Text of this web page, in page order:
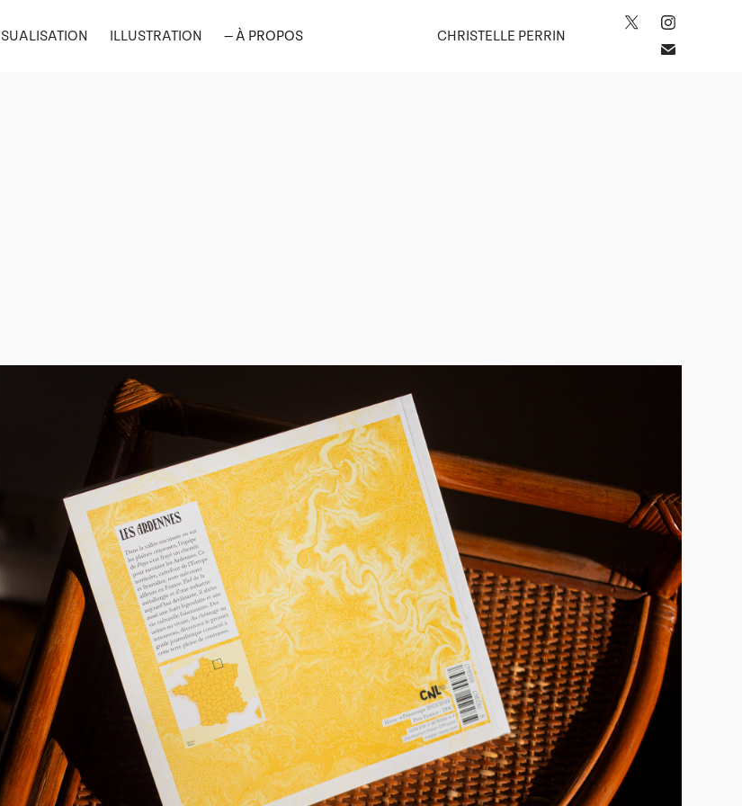
ILLUSTRATION — À PROPOS CHRISTELLE PERRIN